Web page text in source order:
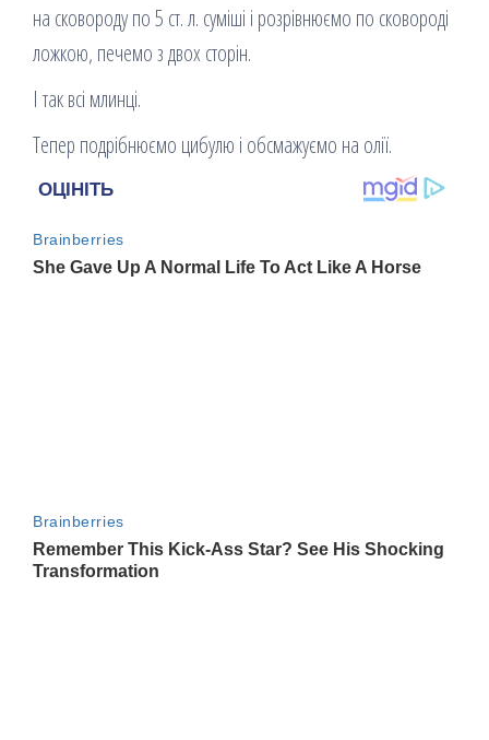
на сковороду по 5 ст. л. суміші і розрівнюємо по сковороді
ложкою, печемо з двох сторін.
І так всі млинці.
Тепер подрібнюємо цибулю і обсмажуємо на олії.